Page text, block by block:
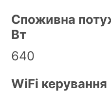
Споживна
Вт
640
WiFi керування